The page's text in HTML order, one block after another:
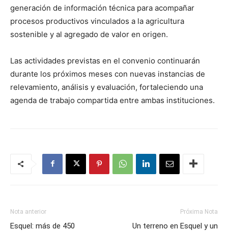
generación de información técnica para acompañar
procesos productivos vinculados a la agricultura
sostenible y al agregado de valor en origen.
Las actividades previstas en el convenio continuarán
durante los próximos meses con nuevas instancias de
relevamiento, análisis y evaluación, fortaleciendo una
agenda de trabajo compartida entre ambas instituciones.
Nota anterior
Esquel: más de 450
Próxima Nota
Un terreno en Esquel y un